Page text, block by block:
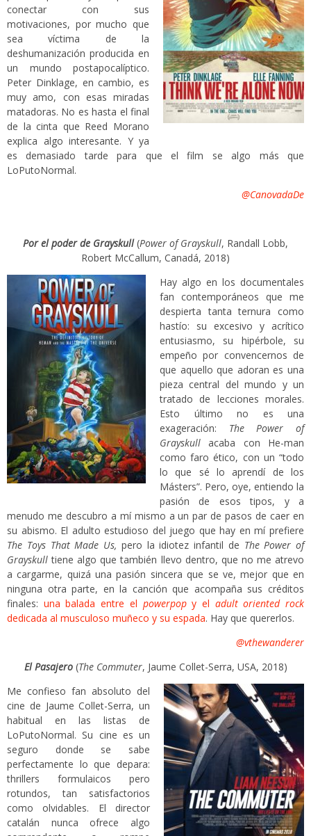
conectar con sus
motivaciones, por mucho que
sea víctima de la
deshumanización producida en
un mundo postapocalíptico.
Peter Dinklage, en cambio, es
muy amo, con esas miradas
matadoras. No es hasta el final
de la cinta que Reed Morano
explica algo interesante. Y ya
es demasiado tarde para que el film se algo más que
LoPutoNormal.
@CanovadaDe
Por el poder de Grayskull(Power of Grayskull, Randall Lobb,
Robert McCallum, Canadá, 2018)
Hay algo en los documentales
fan contemporáneos que me
despierta tanta ternura como
hastío: su excesivo y acrítico
entusiasmo, su hipérbole, su
empeño por convencernos de
que aquello que adoran es una
pieza central del mundo y un
tratado de lecciones morales.
Esto último no es una
exageración: The Power of
Grayskullacaba con He-man
como faro ético, con un “todo
lo que sé lo aprendí de los
Másters”. Pero, oye, entiendo la
pasión de esos tipos, y a
menudo me descubro a mí mismo a un par de pasos de caer en
su abismo. El adulto estudioso del juego que hay en mí prefiere
The Toys That Made Us, pero la idiotez infantil de The Power of
Grayskulltiene algo que también llevo dentro, que no me atrevo
a cargarme, quizá una pasión sincera que se ve, mejor que en
ninguna otra parte, en la canción que acompaña sus créditos
finales: una balada entre el powerpopy el adult oriented rock
dedicada al musculoso muñeco y su espada. Hay que quererlos.
@vthewanderer
El Pasajero (The Commuter, Jaume Collet-Serra, USA, 2018)
Me confieso fan absoluto del
cine de Jaume Collet-Serra, un
habitual en las listas de
LoPutoNormal. Su cine es un
seguro donde se sabe
perfectamente lo que depara:
thrillers formulaicos pero
rotundos, tan satisfactorios
como olvidables. El director
catalán nunca ofrece algo